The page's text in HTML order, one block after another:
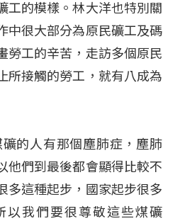
工的模樣。林大洋也特別關
中很大部分為原民礦工及碼
勞工的辛苦，走訪多個原民
所接觸的勞工，就有八成為
的人有那個塵肺症，塵肺
他們到最後都會顯得比較不
多這種起步，國家起步很多
以我們要很尊敬這些煤礦